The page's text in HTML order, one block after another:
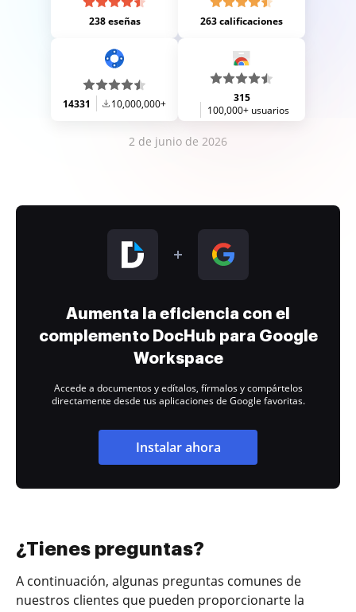
238 eseñas 263 calificaciones
14331 10,000,000+
315
100,000+ usuarios
2 de junio de 2026
Aumenta la eficiencia con el
complemento DocHub para Google
Workspace
Accede a documentos y edítalos, fírmalos y compártelos
directamente desde tus aplicaciones de Google favoritas.
Instalar ahora
¿Tienes preguntas?
A continuación, algunas preguntas comunes de
nuestros clientes que pueden proporcionarte la